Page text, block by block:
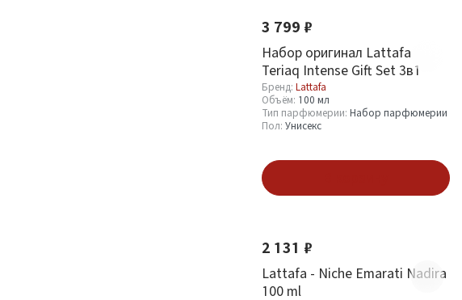
3 799 ₽
Набор оригинал Lattafa
Teriaq Intense Gift Set 3в1
Бренд: Lattafa
Объём: 100 мл
Тип парфюмерии: Набор парфюмерии
Пол: Унисекс
2 131 ₽
Lattafa - Niche Emarati Nadira
100 ml